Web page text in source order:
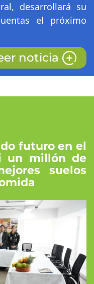
desarrollará su
el próximo
noticia
futuro en el
un millón de
suelos